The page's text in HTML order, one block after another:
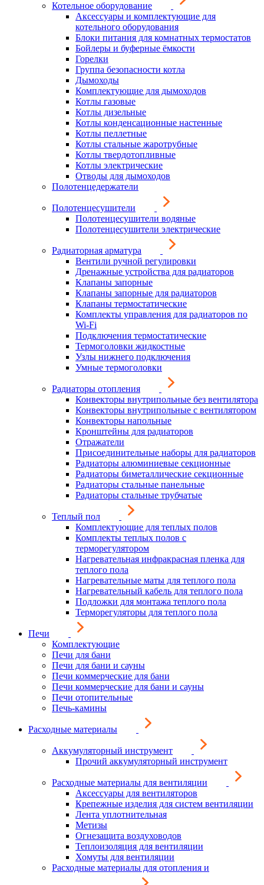
Котельное оборудование
Аксессуары и комплектующие для
котельного оборудования
Блоки питания для комнатных термостатов
Бойлеры и буферные ёмкости
Горелки
Группа безопасности котла
Дымоходы
Комплектующие для дымоходов
Котлы газовые
Котлы дизельные
Котлы конденсационные настенные
Котлы пеллетные
Котлы стальные жаротрубные
Котлы твердотопливные
Котлы электрические
Отводы для дымоходов
Полотенцедержатели
Полотенцесушители
Полотенцесушители водяные
Полотенцесушители электрические
Радиаторная арматура
Вентили ручной регулировки
Дренажные устройства для радиаторов
Клапаны запорные
Клапаны запорные для радиаторов
Клапаны термостатические
Комплекты управления для радиаторов по
Wi-Fi
Подключения термостатические
Термоголовки жидкостные
Узлы нижнего подключения
Умные термоголовки
Радиаторы отопления
Конвекторы внутрипольные без вентилятора
Конвекторы внутрипольные с вентилятором
Конвекторы напольные
Кронштейны для радиаторов
Отражатели
Присоединительные наборы для радиаторов
Радиаторы алюминиевые секционные
Радиаторы биметаллические секционные
Радиаторы стальные панельные
Радиаторы стальные трубчатые
Теплый пол
Комплектующие для теплых полов
Комплекты теплых полов с
терморегулятором
Нагревательная инфракрасная пленка для
теплого пола
Нагревательные маты для теплого пола
Нагревательный кабель для теплого пола
Подложки для монтажа теплого пола
Терморегуляторы для теплого пола
Печи
Комплектующие
Печи для бани
Печи для бани и сауны
Печи коммерческие для бани
Печи коммерческие для бани и сауны
Печи отопительные
Печь-камины
Расходные материалы
Аккумуляторный инструмент
Прочий аккумуляторный инструмент
Расходные материалы для вентиляции
Аксессуары для вентиляторов
Крепежные изделия для систем вентиляции
Лента уплотнительная
Метизы
Огнезащита воздуховодов
Теплоизоляция для вентиляции
Хомуты для вентиляции
Расходные материалы для отопления и